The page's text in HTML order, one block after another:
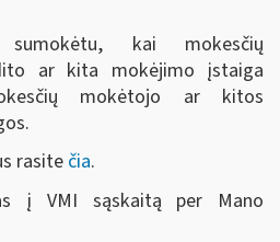
kai mokesčių
ar kita mokėjimo įstaiga
mokėtojo ar kitos
rasite čia.
į VMI sąskaitą per Mano